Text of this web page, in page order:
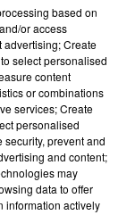
sort des
based on
or access
advertising; Create
select personalised
content
or combinations
services; Create
personalised
prevent and
and content;
may
data to offer
information actively